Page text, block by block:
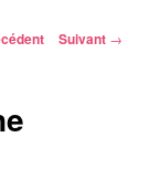
des articles
Suivant →